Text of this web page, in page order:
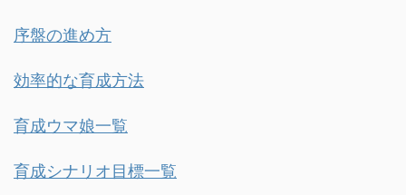
序盤の進め方
効率的な育成方法
育成ウマ娘一覧
育成シナリオ目標一覧